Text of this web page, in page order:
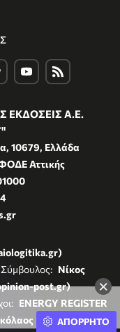
×
ΕΚΔΟΣΕΙΣ Α.Ε.
10679, Ελλάδα
Αττικής
Νίκος
post.gr)
ENERGY REGISTER
ΑΠΟΡΡΗΤΟ